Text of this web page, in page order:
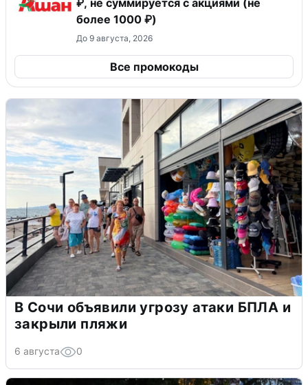
более 1000 ₽)
До 9 августа, 2026
Все промокоды
В Сочи объявили угрозу атаки БПЛА и
закрыли пляжи
6 августа 0